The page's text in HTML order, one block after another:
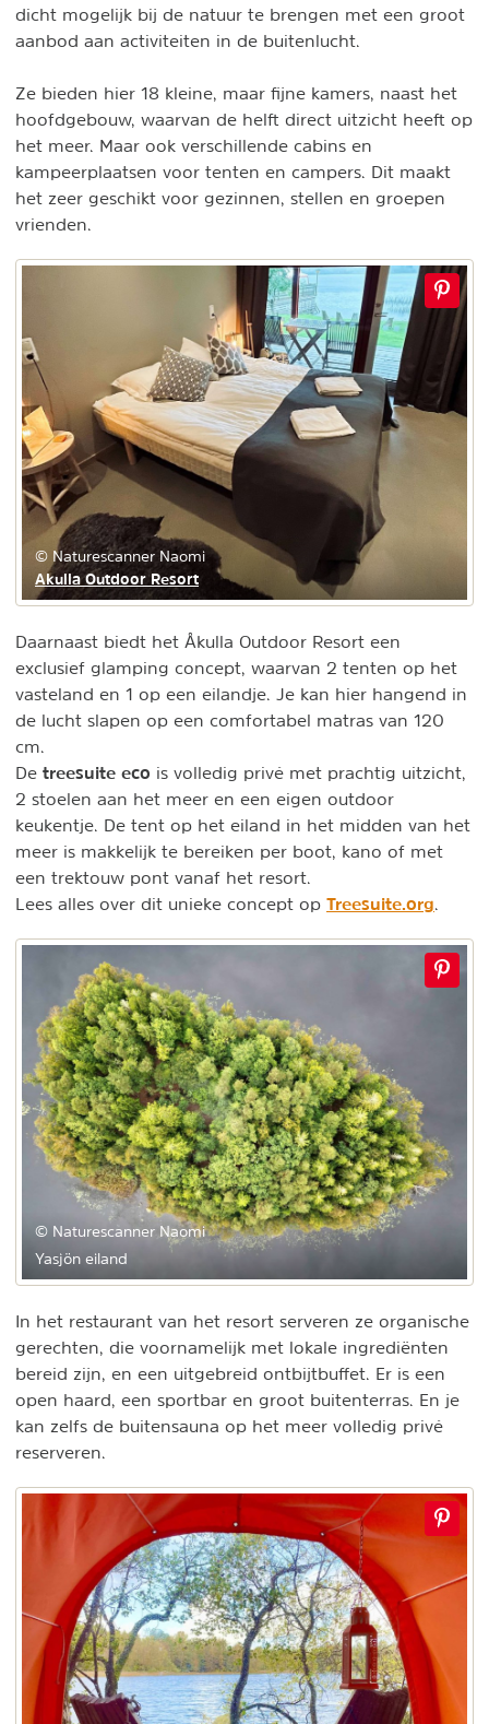
dicht mogelijk bij de natuur te brengen met een groot
aanbod aan activiteiten in de buitenlucht.
Ze bieden hier 18 kleine, maar fijne kamers, naast het
hoofdgebouw, waarvan de helft direct uitzicht heeft op
het meer. Maar ook verschillende cabins en
kampeerplaatsen voor tenten en campers. Dit maakt
het zeer geschikt voor gezinnen, stellen en groepen
vrienden.
© Naturescanner Naomi
Akulla Outdoor Resort
Daarnaast biedt het Åkulla Outdoor Resort een
exclusief glamping concept, waarvan 2 tenten op het
vasteland en 1 op een eilandje. Je kan hier hangend in
de lucht slapen op een comfortabel matras van 120
cm.
De treesuite eco is volledig privé met prachtig uitzicht,
2 stoelen aan het meer en een eigen outdoor
keukentje. De tent op het eiland in het midden van het
meer is makkelijk te bereiken per boot, kano of met
een trektouw pont vanaf het resort.
Lees alles over dit unieke concept op Treesuite.org.
© Naturescanner Naomi
Yasjön eiland
In het restaurant van het resort serveren ze organische
gerechten, die voornamelijk met lokale ingrediënten
bereid zijn, en een uitgebreid ontbijtbuffet. Er is een
open haard, een sportbar en groot buitenterras. En je
kan zelfs de buitensauna op het meer volledig privé
reserveren.